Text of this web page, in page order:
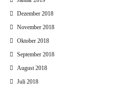
Dezember 2018
November 2018
Oktober 2018
September 2018
August 2018
Juli 2018